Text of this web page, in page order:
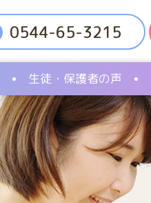
生徒・保護者の声
0544-65-3215